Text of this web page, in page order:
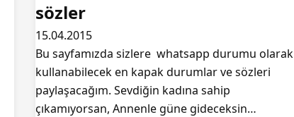
sözler
15.04.2015
Bu sayfamızda sizlere whatsapp durumu olarak
kullanabilecek en kapak durumlar ve sözleri
paylaşacağım. Sevdiğin kadına sahip
çıkamıyorsan, Annenle güne gideceksin…